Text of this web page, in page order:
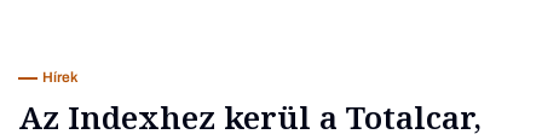
Hírek
Az Indexhez kerül a Totalcar,